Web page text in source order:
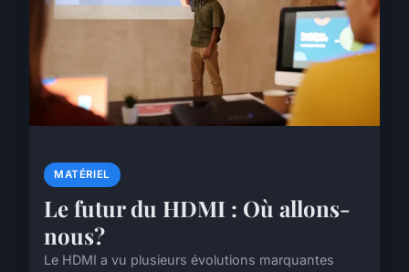
MATÉRIEL
Le futur du HDMI : Où allons-
nous?
Le HDMI a vu plusieurs évolutions marquantes